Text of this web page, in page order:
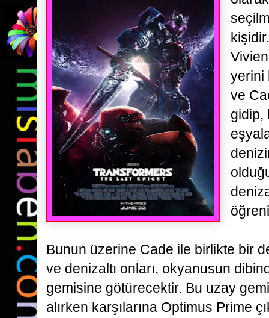
yerini
ve
gidip,
Bunun üzerine Cade ile birlikte bir
ve denizaltı onları, okyanusun
gemisine götürecektir. Bu uzay
alırken karşılarına Optimus Prime